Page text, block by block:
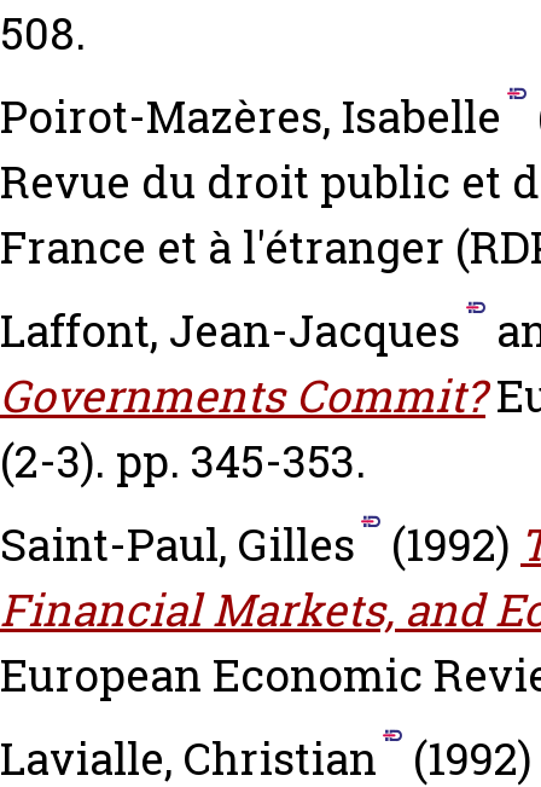
508.
Poirot-Mazères, Isabelle
Revue du droit public et
France et à l'étranger
Laffont, Jean-Jacques
Governments Commit?
(2-3). pp. 345-353.
Saint-Paul, Gilles
(1992)
Financial Markets, and
European Economic
Lavialle, Christian
(1992)